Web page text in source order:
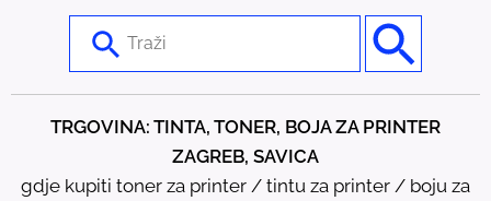
t
TRGOVINA: TINTA, TONER, BOJA ZA PRINTER
ZAGREB, SAVICA
gdje kupiti toner za printer / tintu za printer / boju za